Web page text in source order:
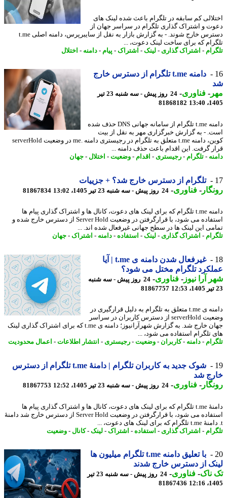
کم سابقه در تلگرام باعث شده لینک های
و اشتراک گذاری تلگرام در سراسر جهان از
دسترس خارج شوند. - به گزارش بازار به نقل از سایبرپرس، دامنه اصلی t.me
که برای ساخت لینک دعوت، ...
- اشتراک گذاری- لینک -اشتراک- پیام-دامنه-اختلال
دامنه t.me تلگرام از دسترس خارج
-فناوری-
24 روز پیش - سه شنبه 23 تیر
81868182
دامنه t.me تلگرام از سامانه جهانی DNS حذف شده
- به گزارش خبرگزاری مهر به نقل از بیت
کوین، دامنه t.me متعلق به تلگرام در رجیستری دامنه .me در وضعیت serverHold
گرفت. این اقدام باعث حذف دامنه ...
-تلگرام- رجیستری- اقدام-وضعیت-اختلال-جهان
تلگرام از دسترس خارج شد؟ + جزییات
-فناوری- 24 روز پیش - سه شنبه 23 تیر 1405، 13:02 81867834
دامنه t.me تلگرام که برای لینک های دعوت، کانال ها و اشتراک گذاری پیام ها
استفاده می شود، با قرارگرفتن در وضعیت Server Hold از دسترس خارج شده و
این لینک ها در سطح جهانی غیرفعال شده اند. ...
- اشتراک گذاری- لینک -استفاده-دامنه-اشتراک- جهان
غیرفعال شدن دامنه ی t.me | آیا
تلگرام مختل می شود؟
آرا نیوز-فناوری-
24 روز پیش - سه شنبه
81867757
دامنه ی t.me متعلق به تلگرام به دلیل قرارگیری در
وضعیت serverHold از دسترس کاربران در سراسر
جهان خارج شد. به گزارش شهرآرانیوز؛ دامنه ی t.me که برای اشتراک گذاری لینک
تلگرام استفاده می شود، ...
- دامنه-کاربران - وضعیت-رجیستری- انتشار اطلاعات-اعمال محدودیت
شوک جدید به کاربران تلگرام | دامنهٔ t.me تلگرام از دسترس
شد
-فناوری- 24 روز پیش - سه شنبه 23 تیر 1405، 12:52 81867753
دامنهٔ t.me تلگرام که برای لینک های دعوت، کانال ها و اشتراک گذاری پیام ها
استفاده می شود، با قرارگرفتن در وضعیت Server Hold از دسترس خارج شد دامنهٔ
- اشتراک گذاری- استفاده-اشتراک- لینک -کانال-وضعیت
با تعلیق دامنه t.me تلگرام میلیون ها
از دسترس خارج شدند
-فناوری-
24 روز پیش - سه شنبه 23 تیر
81867436